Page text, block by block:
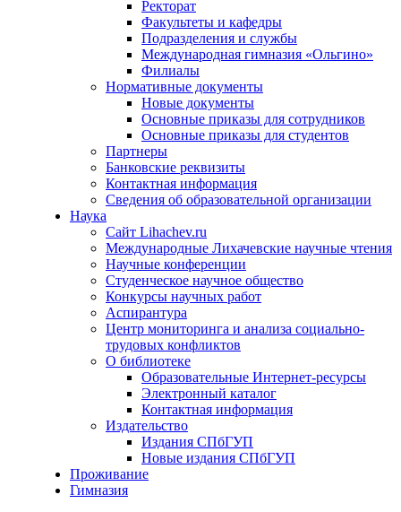
Ректорат
Факультеты и кафедры
Подразделения и службы
Международная гимназия «Ольгино»
Филиалы
Нормативные документы
Новые документы
Основные приказы для сотрудников
Основные приказы для студентов
Партнеры
Банковские реквизиты
Контактная информация
Сведения об образовательной организации
Наука
Сайт Lihachev.ru
Международные Лихачевские научные чтения
Научные конференции
Студенческое научное общество
Конкурсы научных работ
Аспирантура
Центр мониторинга и анализа социально-
трудовых конфликтов
О библиотеке
Образовательные Интернет-ресурсы
Электронный каталог
Контактная информация
Издательство
Издания СПбГУП
Новые издания СПбГУП
Проживание
Гимназия